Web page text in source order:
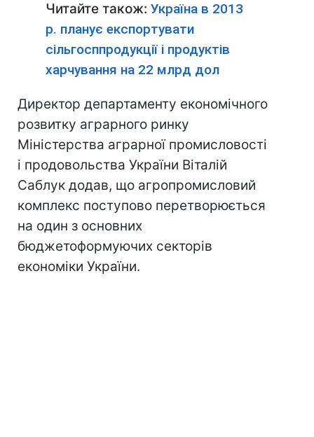
Читайте також: Україна в 2013
р. планує експортувати
сільгосппродукції і продуктів
харчування на 22 млрд дол
Директор департаменту економічного
розвитку аграрного ринку
Міністерства аграрної промисловості
і продовольства України Віталій
Саблук додав, що агропромисловий
комплекс поступово перетворюється
на один з основних
бюджетоформуючих секторів
економіки України.